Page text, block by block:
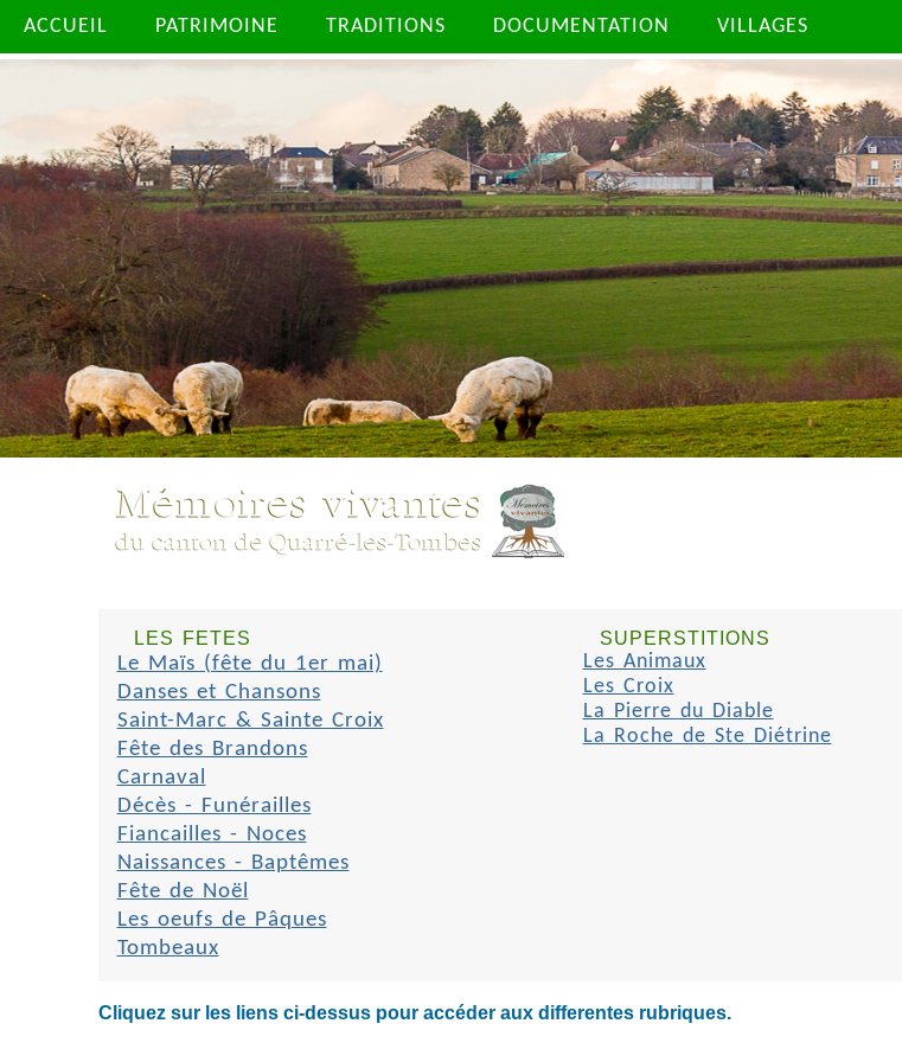
ACCUEIL PATRIMOINE TRADITIONS DOCUMENTATION VILLAGES
LES FETES
Le Maïs (fête du 1er mai)
Danses et Chansons
Saint-Marc & Sainte Croix
Fête des Brandons
Carnaval
Décès - Funérailles
Fiancailles - Noces
Naissances - Baptêmes
Fête de Noël
Les oeufs de Pâques
Tombeaux
SUPERSTITIONS
Les Animaux
Les Croix
La Pierre du Diable
La Roche de Ste Diétrine
Cliquez sur les liens ci-dessus pour accéder aux differentes rubriques.